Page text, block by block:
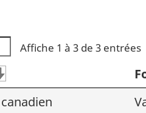
Affiche 1 à 3 de 3 entrées